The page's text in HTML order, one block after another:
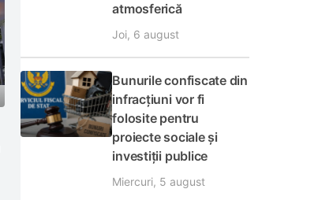
atmosferică
Joi, 6 august
Bunurile confiscate din
infracțiuni vor fi
folosite pentru
proiecte sociale și
investiții publice
Miercuri, 5 august